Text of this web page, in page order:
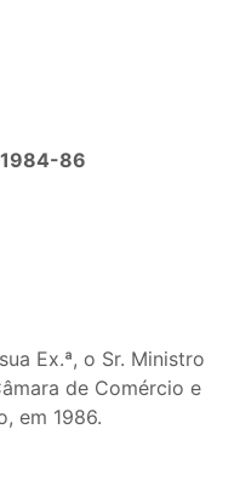
1984-86
Ex.ª, o Sr. Ministro
de Comércio e
em 1986.